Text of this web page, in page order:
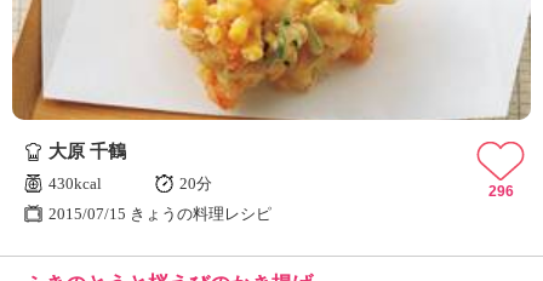
大原 千鶴
430kcal
20分
2015/07/15 きょうの料理レシピ
296